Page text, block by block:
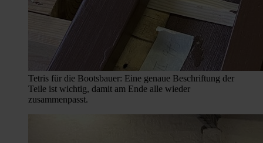
Tetris für die Bootsbauer: Eine genaue Beschriftung der
Teile ist wichtig, damit am Ende alle wieder
zusammenpasst.